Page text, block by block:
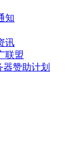
知
讯
联盟
器赞助计划